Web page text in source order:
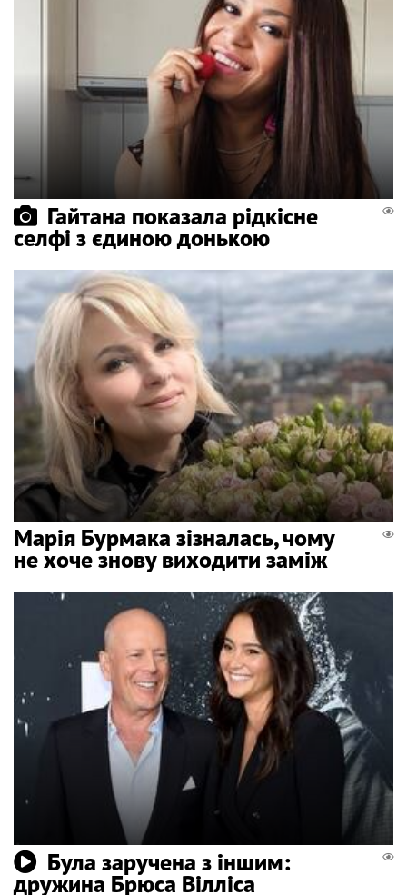
Гайтана показала рідкісне
селфі з єдиною донькою
Марія Бурмака зізналась, чому
не хоче знову виходити заміж
Була заручена з іншим:
дружина Брюса Вілліса